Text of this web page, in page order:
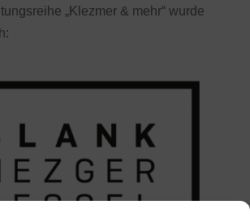
„Klezmer & mehr“ wurde